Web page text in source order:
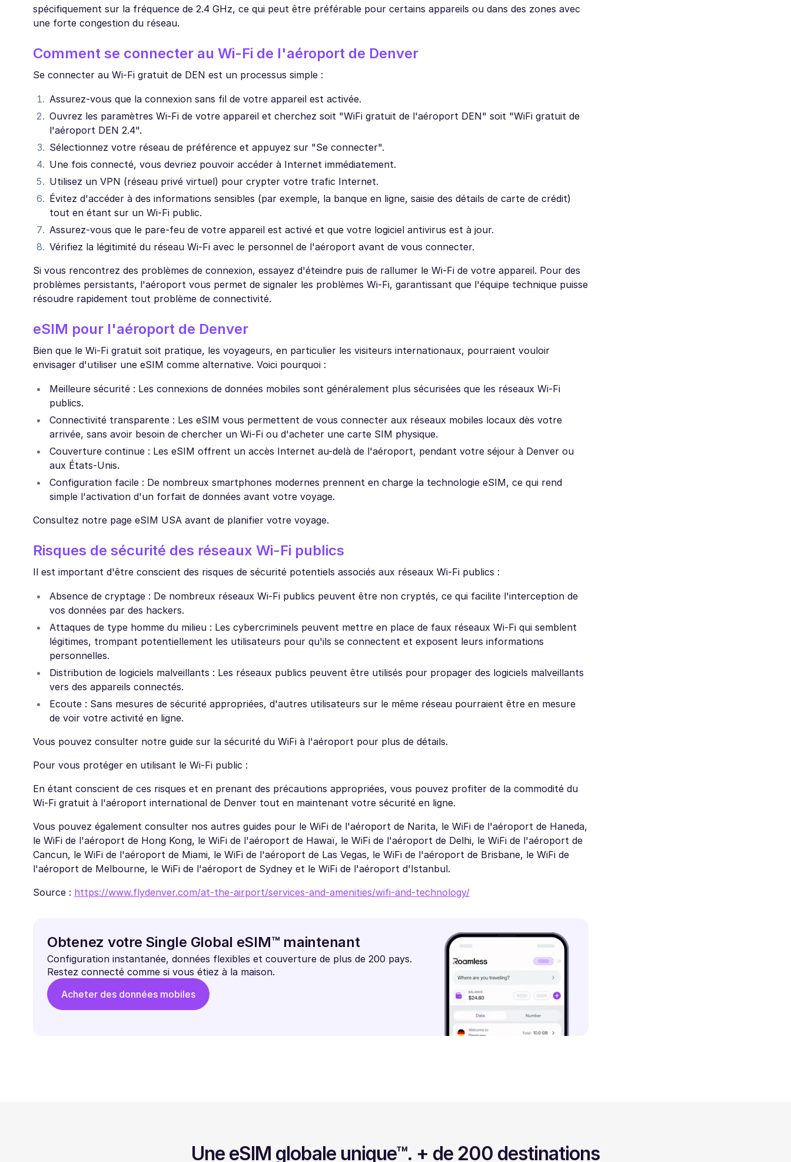
spécifiquement sur la fréquence de 2.4 GHz, ce qui peut être préférable pour certains appareils ou dans des zones avec
une forte congestion du réseau.
Comment se connecter au Wi-Fi de l'aéroport de Denver
Se connecter au Wi-Fi gratuit de DEN est un processus simple :
Assurez-vous que la connexion sans fil de votre appareil est activée.
Ouvrez les paramètres Wi-Fi de votre appareil et cherchez soit "WiFi gratuit de l'aéroport DEN" soit "WiFi gratuit de
l'aéroport DEN 2.4".
Sélectionnez votre réseau de préférence et appuyez sur "Se connecter".
Une fois connecté, vous devriez pouvoir accéder à Internet immédiatement.
Utilisez un VPN (réseau privé virtuel) pour crypter votre trafic Internet.
Évitez d'accéder à des informations sensibles (par exemple, la banque en ligne, saisie des détails de carte de crédit)
tout en étant sur un Wi-Fi public.
Assurez-vous que le pare-feu de votre appareil est activé et que votre logiciel antivirus est à jour.
Vérifiez la légitimité du réseau Wi-Fi avec le personnel de l'aéroport avant de vous connecter.
Si vous rencontrez des problèmes de connexion, essayez d'éteindre puis de rallumer le Wi-Fi de votre appareil. Pour des
problèmes persistants, l'aéroport vous permet de signaler les problèmes Wi-Fi, garantissant que l'équipe technique puisse
résoudre rapidement tout problème de connectivité.
eSIM pour l'aéroport de Denver
Bien que le Wi-Fi gratuit soit pratique, les voyageurs, en particulier les visiteurs internationaux, pourraient vouloir
envisager d'utiliser une eSIM comme alternative. Voici pourquoi :
Meilleure sécurité : Les connexions de données mobiles sont généralement plus sécurisées que les réseaux Wi-Fi
publics.
Connectivité transparente : Les eSIM vous permettent de vous connecter aux réseaux mobiles locaux dès votre
arrivée, sans avoir besoin de chercher un Wi-Fi ou d'acheter une carte SIM physique.
Couverture continue : Les eSIM offrent un accès Internet au-delà de l'aéroport, pendant votre séjour à Denver ou
aux États-Unis.
Configuration facile : De nombreux smartphones modernes prennent en charge la technologie eSIM, ce qui rend
simple l'activation d'un forfait de données avant votre voyage.
Consultez notre page eSIM USA avant de planifier votre voyage.
Risques de sécurité des réseaux Wi-Fi publics
Il est important d'être conscient des risques de sécurité potentiels associés aux réseaux Wi-Fi publics :
Absence de cryptage : De nombreux réseaux Wi-Fi publics peuvent être non cryptés, ce qui facilite l'interception de
vos données par des hackers.
Attaques de type homme du milieu : Les cybercriminels peuvent mettre en place de faux réseaux Wi-Fi qui semblent
légitimes, trompant potentiellement les utilisateurs pour qu'ils se connectent et exposent leurs informations
personnelles.
Distribution de logiciels malveillants : Les réseaux publics peuvent être utilisés pour propager des logiciels malveillants
vers des appareils connectés.
Ecoute : Sans mesures de sécurité appropriées, d'autres utilisateurs sur le même réseau pourraient être en mesure
de voir votre activité en ligne.
Vous pouvez consulter notre guide sur la sécurité du WiFi à l'aéroport pour plus de détails.
Pour vous protéger en utilisant le Wi-Fi public :
En étant conscient de ces risques et en prenant des précautions appropriées, vous pouvez profiter de la commodité du
Wi-Fi gratuit à l'aéroport international de Denver tout en maintenant votre sécurité en ligne.
Vous pouvez également consulter nos autres guides pour le WiFi de l'aéroport de Narita, le WiFi de l'aéroport de Haneda,
le WiFi de l'aéroport de Hong Kong, le WiFi de l'aéroport de Hawaï, le WiFi de l'aéroport de Delhi, le WiFi de l'aéroport de
Cancun, le WiFi de l'aéroport de Miami, le WiFi de l'aéroport de Las Vegas, le WiFi de l'aéroport de Brisbane, le WiFi de
l'aéroport de Melbourne, le WiFi de l'aéroport de Sydney et le WiFi de l'aéroport d'Istanbul.
Source : https://www.flydenver.com/at-the-airport/services-and-amenities/wifi-and-technology/
Obtenez votre Single Global eSIM™ maintenant
Configuration instantanée, données flexibles et couverture de plus de 200 pays.
Restez connecté comme si vous étiez à la maison.
Acheter des données mobiles
Une eSIM globale unique™. + de 200 destinations